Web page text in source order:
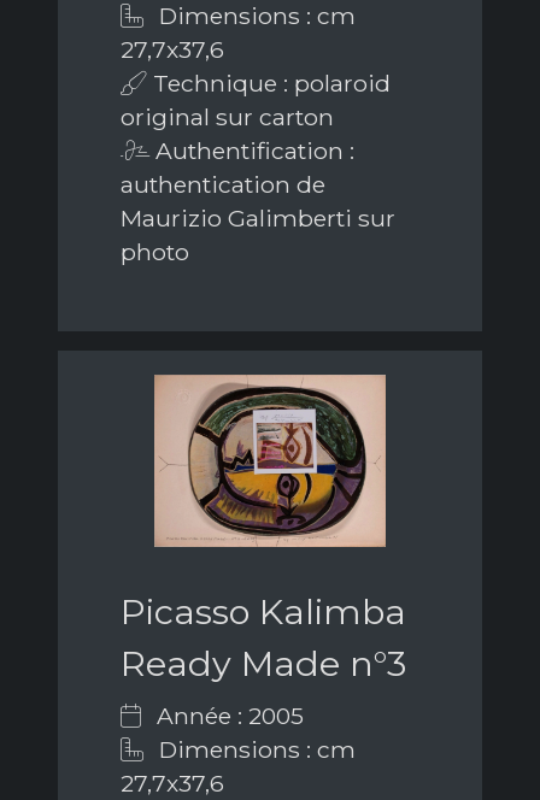
Dimensions : cm
27,7x37,6
Technique : polaroid
original sur carton
Authentification :
authentication de
Maurizio Galimberti sur
photo
Picasso Kalimba
Ready Made n°3
Année : 2005
Dimensions : cm
27,7x37,6